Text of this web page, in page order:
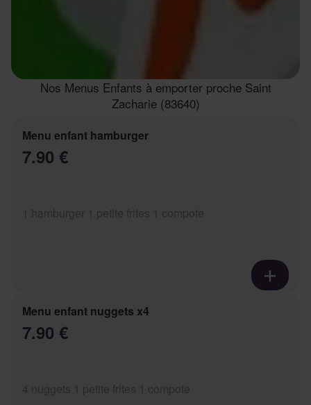
Nos Menus Enfants à emporter proche Saint
Zacharie (83640)
Menu enfant hamburger
7.90 €
Menu enfant nuggets x4
7.90 €